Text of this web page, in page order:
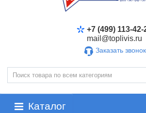
+7 (499) 113-42-
mail@toplivis.ru
Заказать звонок
Каталог